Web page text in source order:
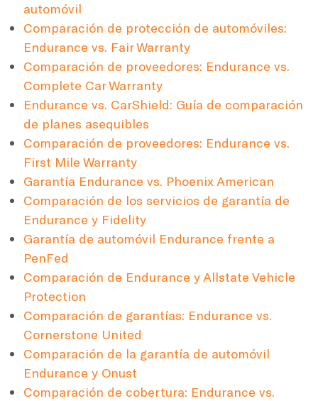
automóvil
Comparación de protección de automóviles:
Endurance vs. Fair Warranty
Comparación de proveedores: Endurance vs.
Complete Car Warranty
Endurance vs. CarShield: Guía de comparación
de planes asequibles
Comparación de proveedores: Endurance vs.
First Mile Warranty
Garantía Endurance vs. Phoenix American
Comparación de los servicios de garantía de
Endurance y Fidelity
Garantía de automóvil Endurance frente a
PenFed
Comparación de Endurance y Allstate Vehicle
Protection
Comparación de garantías: Endurance vs.
Cornerstone United
Comparación de la garantía de automóvil
Endurance y Onust
Comparación de cobertura: Endurance vs.